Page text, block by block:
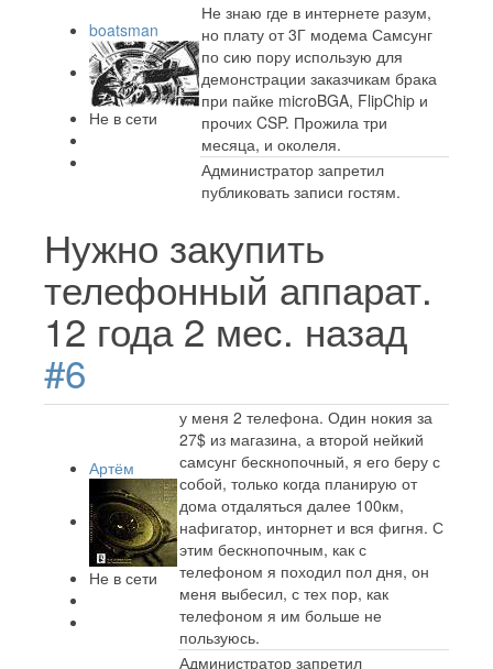
boatsman
Не в сети
Не знаю где в интернете разум,
но плату от 3Г модема Самсунг
по сию пору использую для
демонстрации заказчикам брака
при пайке microBGA, FlipChip и
прочих CSP. Прожила три
месяца, и околеля.
Администратор запретил
публиковать записи гостям.
Нужно закупить
телефонный аппарат.
12 года 2 мес. назад
#6
Артём
Не в сети
у меня 2 телефона. Один нокия за
27$ из магазина, а второй нейкий
самсунг бескнопочный, я его беру с
собой, только когда планирую от
дома отдаляться далее 100км,
нафигатор, инторнет и вся фигня. С
этим бескнопочным, как с
телефоном я походил пол дня, он
меня выбесил, с тех пор, как
телефоном я им больше не
пользуюсь.
Администратор запретил